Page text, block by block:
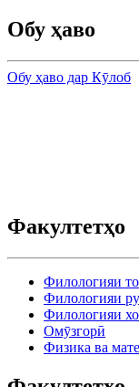
Обу ҳаво
Обу ҳаво дар Кӯлоб
Факултетҳо
Филологияи
Филологияи
Филологияи
Омӯзгорӣ
Физика ва